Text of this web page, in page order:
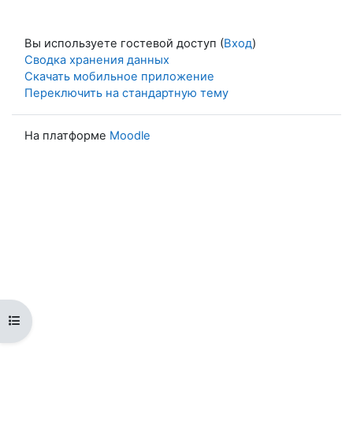
Открыть оглавление курса
Вы используете гостевой доступ (Вход)
Сводка хранения данных
Скачать мобильное приложение
Переключить на стандартную тему
На платформе Moodle